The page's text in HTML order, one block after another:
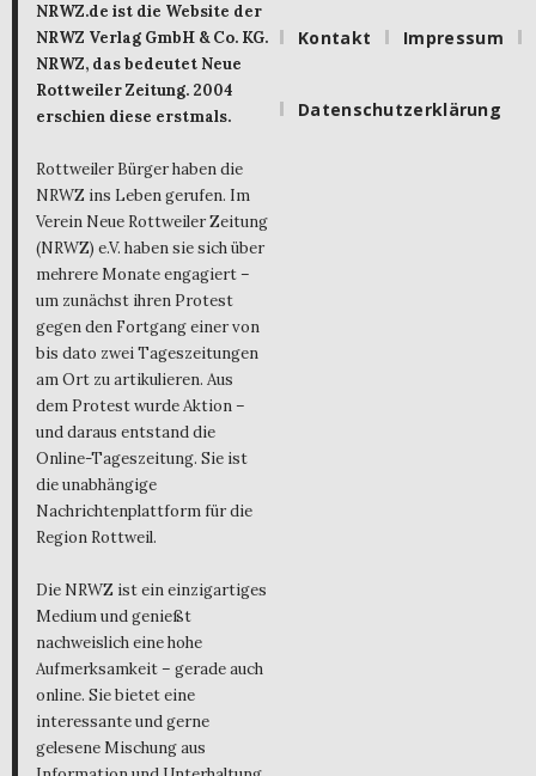
NRWZ.de ist die Website der
NRWZ Verlag GmbH & Co. KG.
NRWZ, das bedeutet Neue
Rottweiler Zeitung. 2004
erschien diese erstmals.
Rottweiler Bürger haben die
NRWZ ins Leben gerufen. Im
Verein Neue Rottweiler Zeitung
(NRWZ) e.V. haben sie sich über
mehrere Monate engagiert –
um zunächst ihren Protest
gegen den Fortgang einer von
bis dato zwei Tageszeitungen
am Ort zu artikulieren. Aus
dem Protest wurde Aktion –
und daraus entstand die
Online-Tageszeitung. Sie ist
die unabhängige
Nachrichtenplattform für die
Region Rottweil.
Die NRWZ ist ein einzigartiges
Medium und genießt
nachweislich eine hohe
Aufmerksamkeit – gerade auch
online. Sie bietet eine
interessante und gerne
gelesene Mischung aus
Kontakt Impressum
Datenschutzerklärung